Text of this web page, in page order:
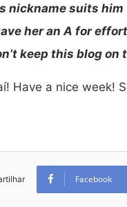
nickname suits him
her an A for
keep this blog on
Have a nice week!
Facebook